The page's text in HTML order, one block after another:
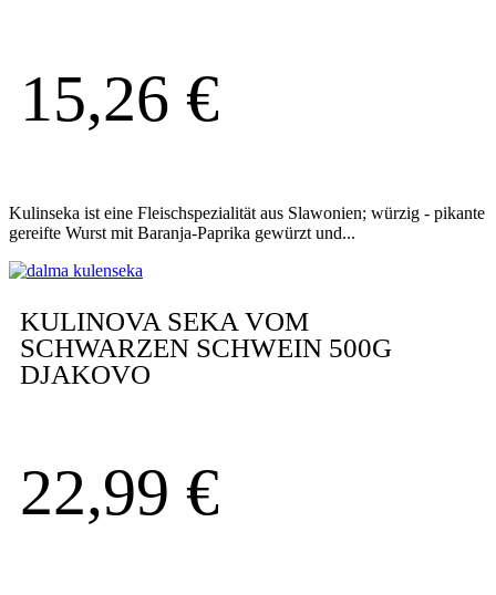
15,26 €
Kulinseka ist eine Fleischspezialität aus Slawonien; würzig - pikante
gereifte Wurst mit Baranja-Paprika gewürzt und...
KULINOVA SEKA VOM
SCHWARZEN SCHWEIN 500G
DJAKOVO
22,99 €